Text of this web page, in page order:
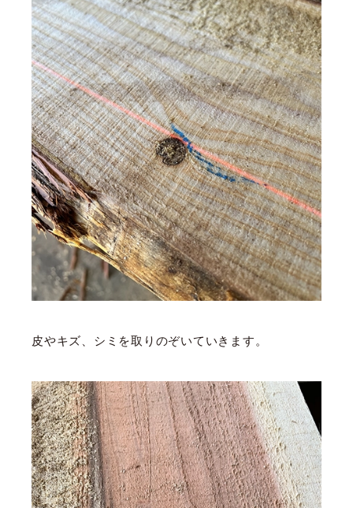
皮やキズ、シミを取りのぞいていきます。